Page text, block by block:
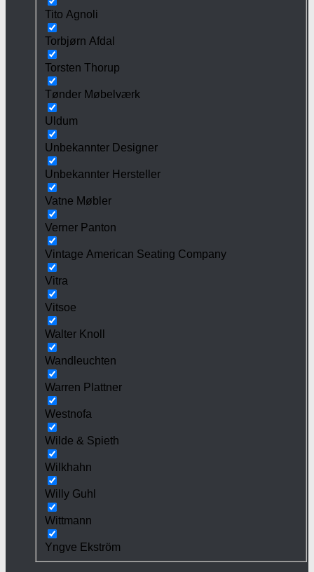
Tito Agnoli
Torbjørn Afdal
Torsten Thorup
Tønder Møbelværk
Uldum
Unbekannter Designer
Unbekannter Hersteller
Vatne Møbler
Verner Panton
Vintage American Seating Company
Vitra
Vitsoe
Walter Knoll
Wandleuchten
Warren Plattner
Westnofa
Wilde & Spieth
Wilkhahn
Willy Guhl
Wittmann
Yngve Ekström